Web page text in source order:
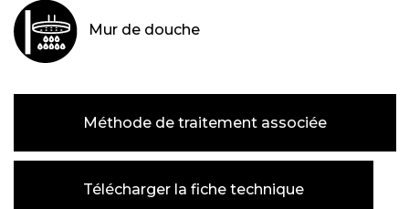
Mur de douche
Méthode de traitement associée
Télécharger la fiche technique